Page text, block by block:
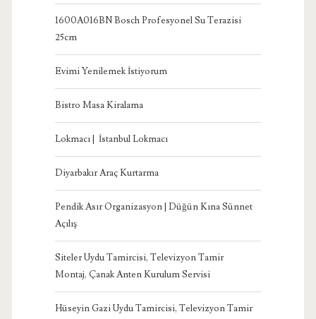
1600A016BN Bosch Profesyonel Su Terazisi
25cm
Evimi Yenilemek İstiyorum
Bistro Masa Kiralama
Lokmacı | İstanbul Lokmacı
Diyarbakır Araç Kurtarma
Pendik Asır Organizasyon | Düğün Kına Sünnet
Açılış
Siteler Uydu Tamircisi, Televizyon Tamir
Montaj, Çanak Anten Kurulum Servisi
Hüseyin Gazi Uydu Tamircisi, Televizyon Tamir